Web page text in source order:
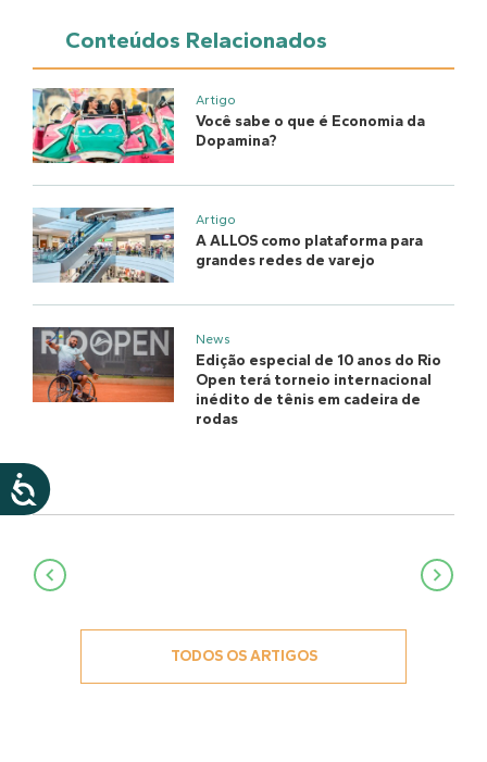
Conteúdos Relacionados
Artigo
Você sabe o que é Economia da
Dopamina?
Artigo
A ALLOS como plataforma para
grandes redes de varejo
News
Edição especial de 10 anos do Rio
Open terá torneio internacional
inédito de tênis em cadeira de
rodas
Navegação
TODOS OS ARTIGOS